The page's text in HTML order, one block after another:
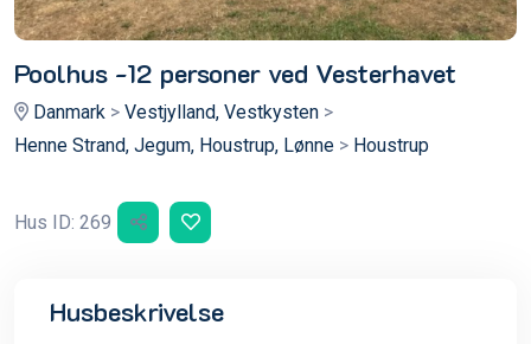
Poolhus -12 personer ved Vesterhavet
Danmark > Vestjylland, Vestkysten >
Henne Strand, Jegum, Houstrup, Lønne > Houstrup
Hus ID: 269
Husbeskrivelse